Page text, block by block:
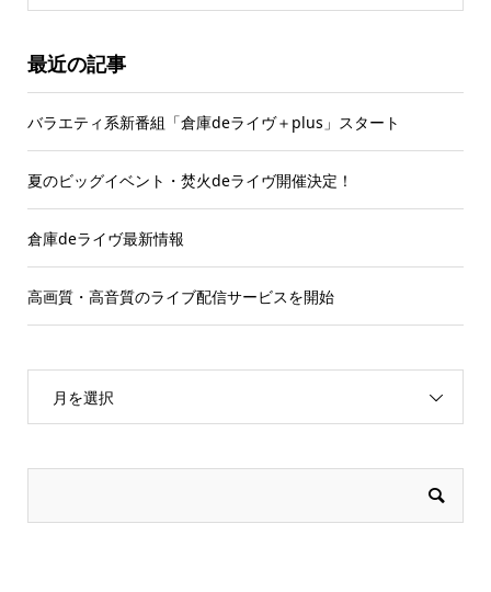
最近の記事
バラエティ系新番組「倉庫deライヴ＋plus」スタート
夏のビッグイベント・焚火deライヴ開催決定！
倉庫deライヴ最新情報
高画質・高音質のライブ配信サービスを開始
月を選択